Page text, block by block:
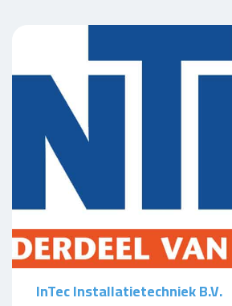
InTec Installatietechniek B.V.